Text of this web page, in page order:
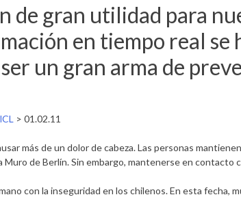
de gran utilidad para
en tiempo real se
ser un gran arma de
> 01.02.11
más de un dolor de cabeza. Las personas
de Berlín. Sin embargo, mantenerse en contacto
con la inseguridad en los chilenos. En esta